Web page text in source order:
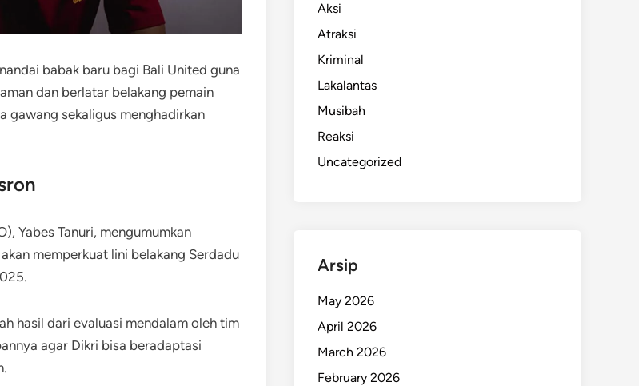
babak baru bagi Bali United guna
dan berlatar belakang pemain
gawang sekaligus menghadirkan
Yabes Tanuri, mengumumkan
memperkuat lini belakang Serdadu
hasil dari evaluasi mendalam oleh tim
agar Dikri bisa beradaptasi
Aksi
Atraksi
Kriminal
Lakalantas
Musibah
Reaksi
Uncategorized
Arsip
May 2026
April 2026
March 2026
February 2026